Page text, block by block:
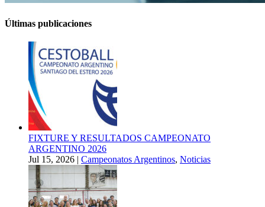
Últimas publicaciones
FIXTURE Y RESULTADOS CAMPEONATO
ARGENTINO 2026
Jul 15, 2026 | Campeonatos Argentinos, Noticias